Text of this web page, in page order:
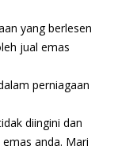
yang berlesen
jual emas
perniagaan
diingini dan
anda. Mari